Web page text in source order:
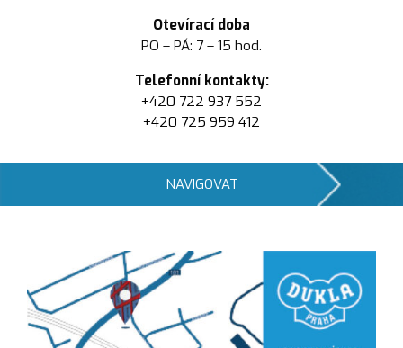
Otevírací doba
PO – PÁ: 7 – 15 hod.
Telefonní kontakty:
+420 722 937 552
+420 725 959 412
NAVIGOVAT